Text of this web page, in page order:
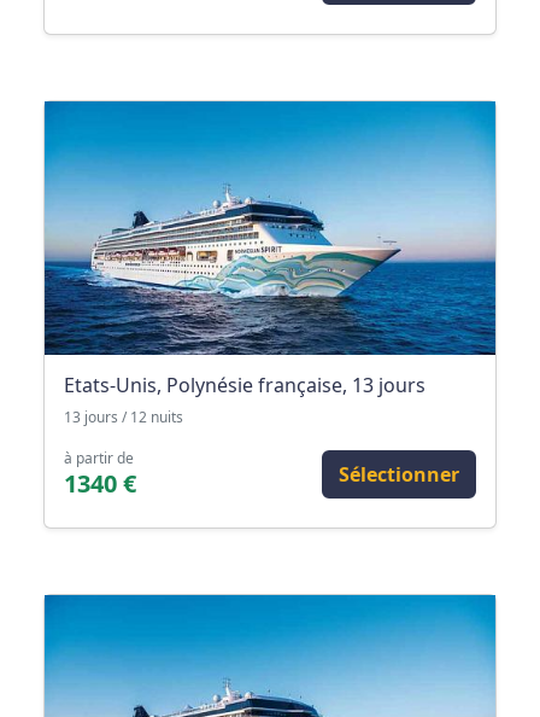
Etats-Unis, Polynésie française, 13 jours
13 jours / 12 nuits
à partir de
1340 € Sélectionner